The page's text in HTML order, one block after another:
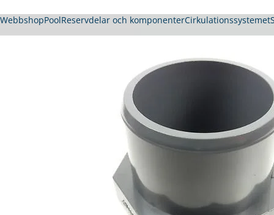
WebbshopPoolReservdelar och komponenterCirkulationssystemet